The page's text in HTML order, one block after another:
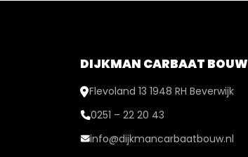
DIJKMAN CARBAAT BOUW
Flevoland 13 1948 RH Beverwijk
0251 – 22 20 43
info@dijkmancarbaatbouw.nl